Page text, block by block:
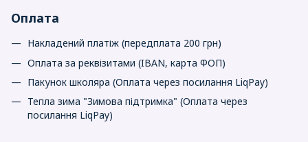
Оплата
Накладений платіж (передплата 200 грн)
Оплата за реквізитами (IBAN, карта ФОП)
Пакунок школяра (Оплата через посилання LiqPay)
Тепла зима "Зимова підтримка" (Оплата через
посилання LiqPay)